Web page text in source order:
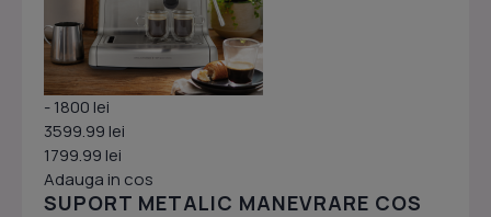
- 1800 lei
3599.99 lei
1799.99 lei
Adauga in cos
SUPORT METALIC MANEVRARE COS